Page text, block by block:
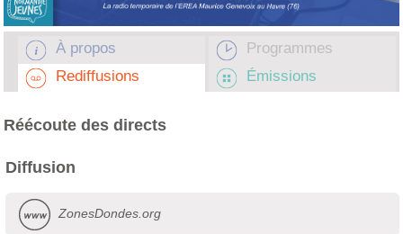
À propos
Programmes
Rediffusions
Émissions
Réécoute des directs
Diffusion
ZonesDondes.org